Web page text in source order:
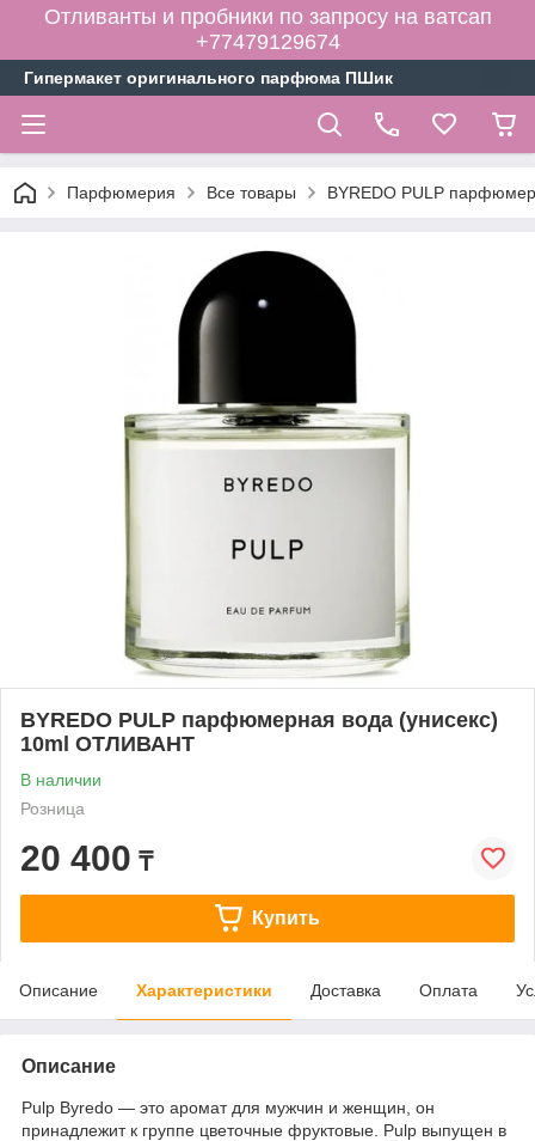
Отливанты и пробники по запросу на ватсап
+77479129674
Гипермакет оригинального парфюма ПШик
Парфюмерия Все товары BYREDO PULP
BYREDO PULP парфюмерная вода (унисекс)
10ml ОТЛИВАНТ
В наличии
Розница
20 400 ₸
Купить
Описание Характеристики Доставка Оплата
Описание
Pulp Byredo — это аромат для мужчин и женщин, он
принадлежит к группе цветочные фруктовые. Pulp выпущен в